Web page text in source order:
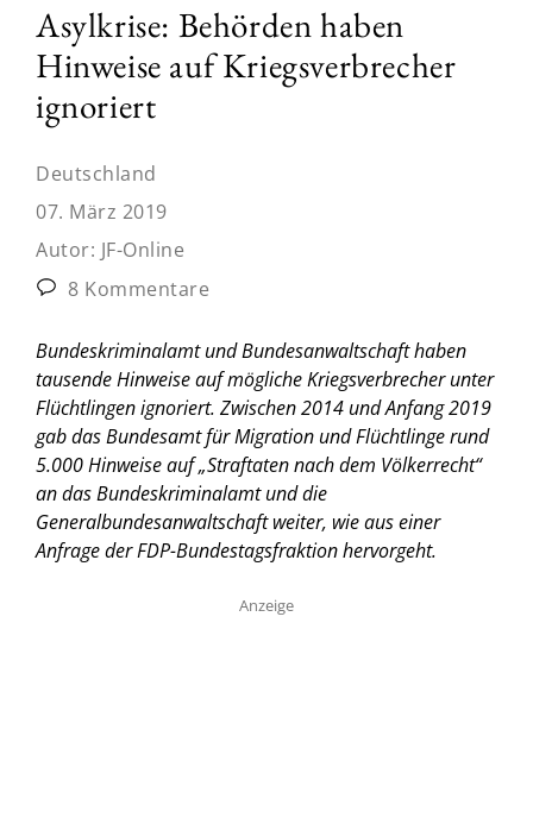
Asylkrise: Behörden haben
Hinweise auf Kriegsverbrecher
ignoriert
Deutschland
07. März 2019
Autor: JF-Online
8 Kommentare
Bundeskriminalamt und Bundesanwaltschaft haben
tausende Hinweise auf mögliche Kriegsverbrecher unter
Flüchtlingen ignoriert. Zwischen 2014 und Anfang 2019
gab das Bundesamt für Migration und Flüchtlinge rund
5.000 Hinweise auf „Straftaten nach dem Völkerrecht“
an das Bundeskriminalamt und die
Generalbundesanwaltschaft weiter, wie aus einer
Anfrage der FDP-Bundestagsfraktion hervorgeht.
Anzeige